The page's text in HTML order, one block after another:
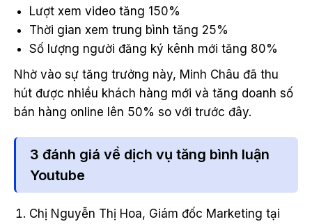
Lượt xem video tăng 150%
Thời gian xem trung bình tăng 25%
Số lượng người đăng ký kênh mới tăng 80%
Nhờ vào sự tăng trưởng này, Minh Châu đã thu
hút được nhiều khách hàng mới và tăng doanh số
bán hàng online lên 50% so với trước đây.
3 đánh giá về dịch vụ tăng bình luận
Youtube
Chị Nguyễn Thị Hoa, Giám đốc Marketing tại